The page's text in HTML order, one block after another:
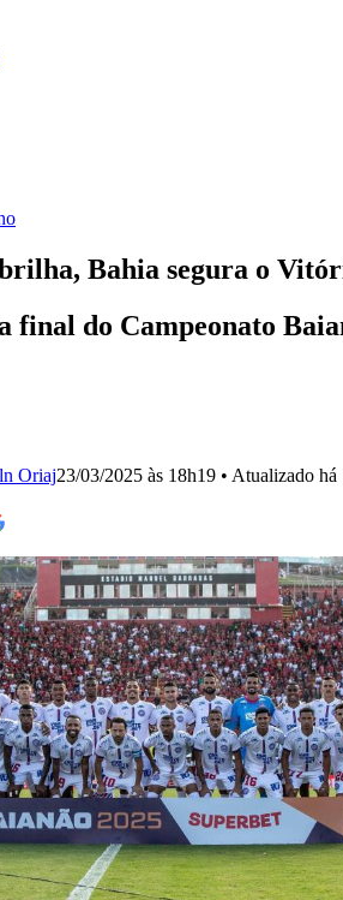
Bahia segura o
final do Campeonato
Oriaj23/03/2025 às 18h19 • Atualizado há